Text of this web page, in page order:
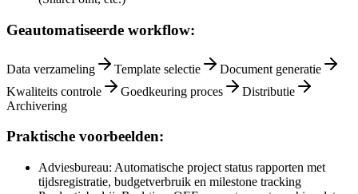
Geautomatiseerde workflow:
Data verzameling Template selectie
Document generatie
Kwaliteits controle
Goedkeuring proces
Distributie
Archivering
Praktische voorbeelden:
Adviesbureau: Automatische project status rapporten met
tijdsregistratie, budgetverbruik en milestone tracking